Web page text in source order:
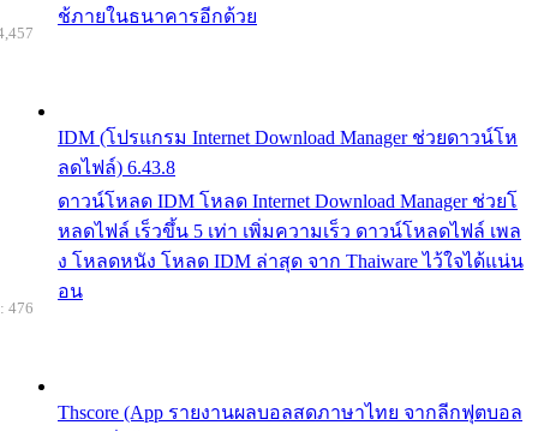
ช้ภายในธนาคารอีกด้วย
IDM (โปรแกรม Internet Download Manager ช่วยดาวน์โห
ลดไฟล์) 6.43.8
ดาวน์โหลด IDM โหลด Internet Download Manager ช่วยโ
หลดไฟล์ เร็วขึ้น 5 เท่า เพิ่มความเร็ว ดาวน์โหลดไฟล์ เพล
ง โหลดหนัง โหลด IDM ล่าสุด จาก Thaiware ไว้ใจได้แน่น
อน
Thscore (App รายงานผลบอลสดภาษาไทย จากลีกฟุตบอล
476